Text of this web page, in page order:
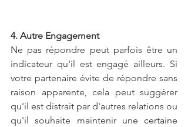
4. Autre Engagement
Ne pas répondre peut parfois être un
indicateur qu'il est engagé ailleurs. Si
votre partenaire évite de répondre sans
raison apparente, cela peut suggérer
qu'il est distrait par d'autres relations ou
qu'il souhaite maintenir une certaine